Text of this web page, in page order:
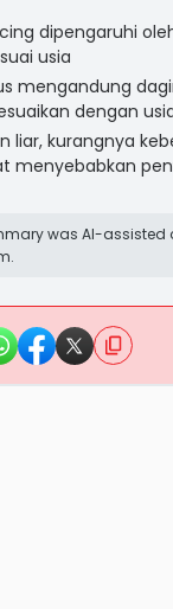
dipengaruhi
usia
mengandung
dengan
liar, kurangnya
menyebabkan
was AI-assisted